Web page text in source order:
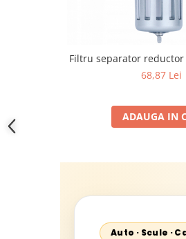
Filtru separator
68,87 Lei
ADAUGA IN
Auto · Scule ·